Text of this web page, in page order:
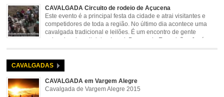
rodeio e shows com o Trio Pé de Cedro e o Trio […]
CAVALGADA Circuito de rodeio de Açucena
Este evento é a principal festa da cidade e atrai visitantes e
competidores de toda a região. No último dia acontece uma
cavalgada tradicional e leilões. É um encontro de gente
animada e hospitaleira. Local: Parque de Exposições José
Rosa Guimarães, Açucena Data: Setembro
CAVALGADAS
CAVALGADA em Vargem Alegre
Cavalgada de Vargem Alegre 2015